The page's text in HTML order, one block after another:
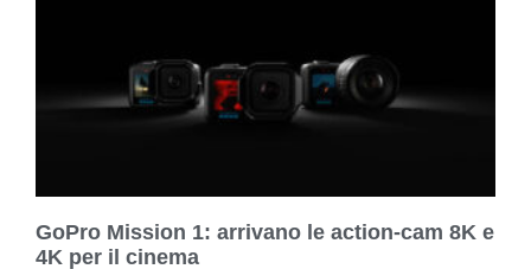
GoPro Mission 1: arrivano le action-cam 8K e
4K per il cinema